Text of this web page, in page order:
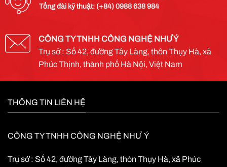
Tổng đài kỹ thuật: (+84) 0988 638 984
CÔNG TY TNHH CÔNG NGHỆ NHƯ Ý
Trụ sở : Số 42, đường Tây Làng, thôn Thụy Hà, xã
Phúc Thịnh, thành phố Hà Nội, Việt Nam
THÔNG TIN LIÊN HỆ
CÔNG TY TNHH CÔNG NGHỆ NHƯ Ý
Trụ sở : Số 42, đường Tây Làng, thôn Thụy Hà, xã Phúc